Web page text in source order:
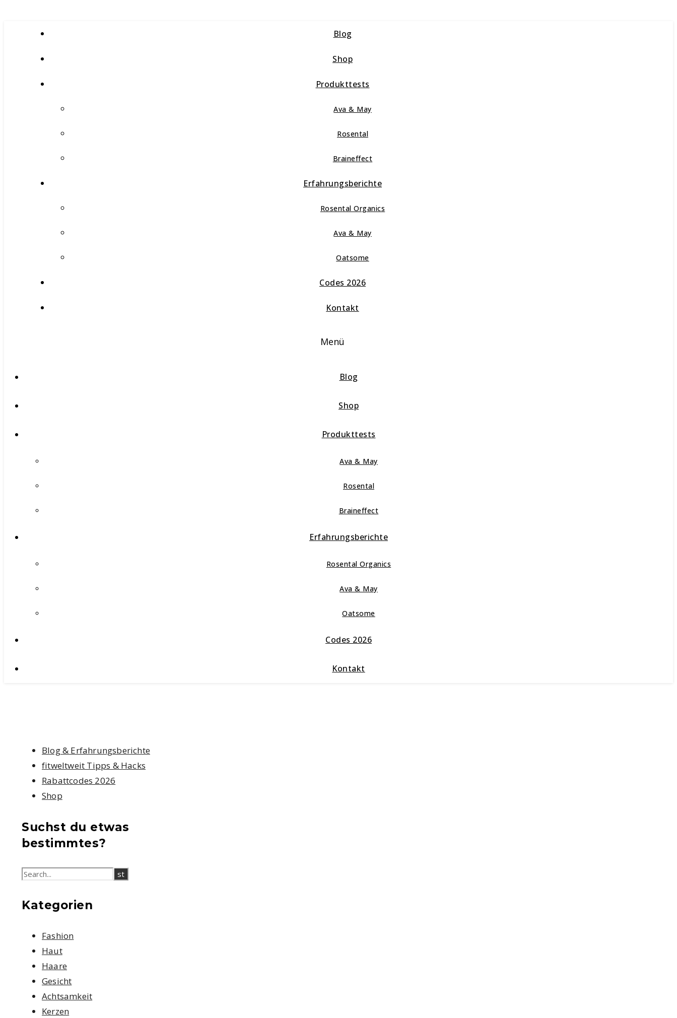
Blog
Shop
Produkttests
Ava & May
Rosental
Braineffect
Erfahrungsberichte
Rosental Organics
Ava & May
Oatsome
Codes 2026
Kontakt
Menü
Blog
Shop
Produkttests
Ava & May
Rosental
Braineffect
Erfahrungsberichte
Rosental Organics
Ava & May
Oatsome
Codes 2026
Kontakt
Blog & Erfahrungsberichte
fitweltweit Tipps & Hacks
Rabattcodes 2026
Shop
Suchst du etwas
bestimmtes?
Kategorien
Fashion
Haut
Haare
Gesicht
Achtsamkeit
Kerzen